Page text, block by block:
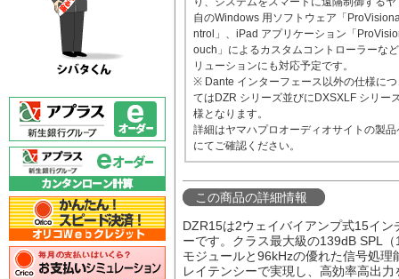
自のWindows 用ソフトウェア「
ntrol」、iPad アプリケーション「
ouch」によるカスタムコントローラーな
リューションにも対応予定です。
※ Dante インターフェース以外の仕様に
てはDZR シリーズ並びにDXSXLF シリー
様となります。
詳細はヤマハプロオーディオサイトの製品
にてご確認ください。
この商品の詳細情報
DZR15は2ウェイバイアンプ式15イ
ーです。クラス最大級の139dB SPL
モジュールと96kHzの優れた信号処理
レイテンシーで実現し、高効率高出